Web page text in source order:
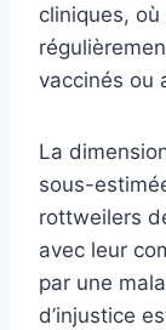
cliniques,
vaccinés ou
La
sous-
rottweilers
avec leur
par une
d’injustice